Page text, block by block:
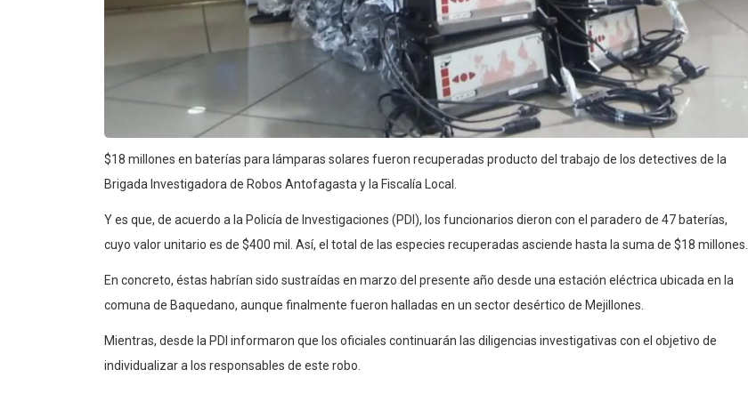
$18 millones en baterías para lámparas solares fueron recuperadas producto del trabajo de los detectives de la
Brigada Investigadora de Robos Antofagasta y la Fiscalía Local.
Y es que, de acuerdo a la Policía de Investigaciones (PDI), los funcionarios dieron con el paradero de 47 baterías,
cuyo valor unitario es de $400 mil. Así, el total de las especies recuperadas asciende hasta la suma de $18 millones.
En concreto, éstas habrían sido sustraídas en marzo del presente año desde una estación eléctrica ubicada en la
comuna de Baquedano, aunque finalmente fueron halladas en un sector desértico de Mejillones.
Mientras, desde la PDI informaron que los oficiales continuarán las diligencias investigativas con el objetivo de
individualizar a los responsables de este robo.